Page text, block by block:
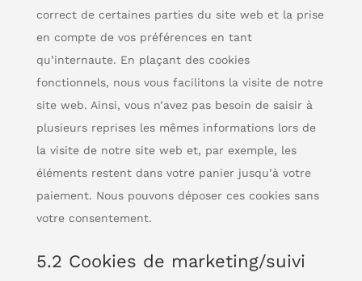
correct de certaines parties du site web et la prise
en compte de vos préférences en tant
qu’internaute. En plaçant des cookies
fonctionnels, nous vous facilitons la visite de notre
site web. Ainsi, vous n’avez pas besoin de saisir à
plusieurs reprises les mêmes informations lors de
la visite de notre site web et, par exemple, les
éléments restent dans votre panier jusqu’à votre
paiement. Nous pouvons déposer ces cookies sans
votre consentement.
5.2 Cookies de marketing/suivi